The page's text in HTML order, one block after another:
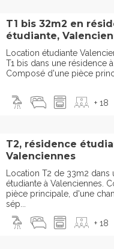
T1 bis 32m2 en
étudiante,
Location étudiante
T1 bis dans une résidence
Composé d'une pièce
+ 18
T2, résidence
Valenciennes
Location T2 de 33m2
étudiante à Valenciennes.
pièce principale, d'une
sép...
+ 18